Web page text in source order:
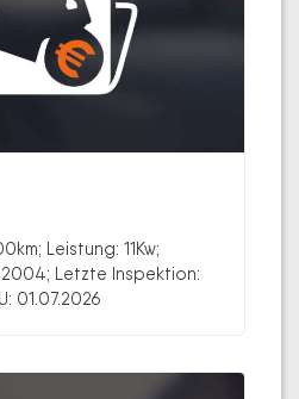
Leistung: 11Kw;
Letzte Inspektion:
01.07.2026